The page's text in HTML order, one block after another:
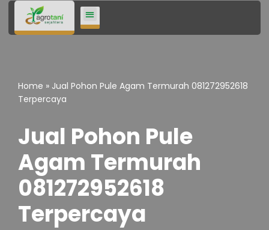
Lompat
Home » Jual Pohon Pule Agam Termurah 081272952618
Terpercaya
Jual Pohon Pule
Agam Termurah
081272952618
Terpercaya